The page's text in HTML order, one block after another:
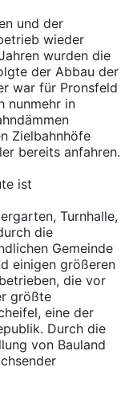
und der
wieder
wurden die
der Abbau der
war für Pronsfeld
nunmehr in
Zielbahnhöfe
bereits anfahren.
ist
Turnhalle,
die
Gemeinde
einigen größeren
die vor
größte
eine der
Durch die
von Bauland